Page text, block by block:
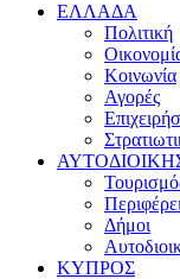
ΕΛΛΑΔΑ
Πολιτική
Κοινωνία
Αγορές
Δήμοι
ΚΥΠΡΟΣ